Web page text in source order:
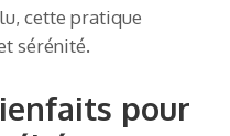
cette pratique
sérénité.
pour